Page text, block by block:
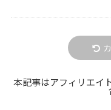
本記事はアフィリエイ